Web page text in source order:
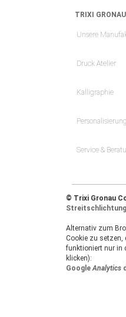
TRIXI GRONAU
Unsere
Druck Atelier
Kalligraphie
Personalisierung
Service &
© Trixi Gronau
Alternativ zum
Cookie zu setzen,
funktioniert nur in
klicken):
Google Analytics